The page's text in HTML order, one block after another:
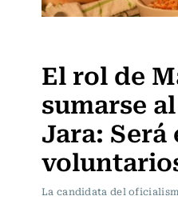
El rol de
sumarse
Jara:
La candidata del